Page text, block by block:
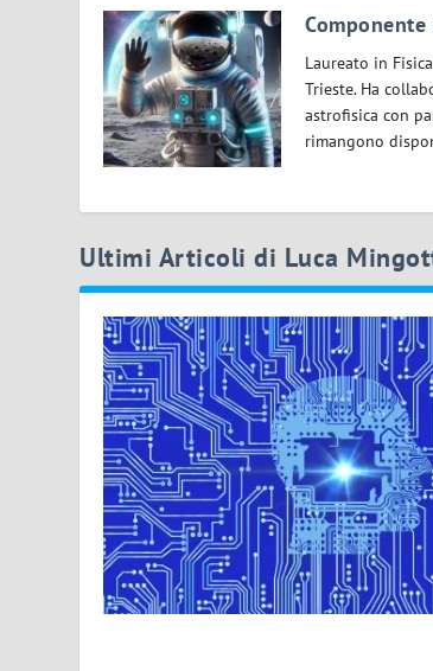
Laureato in
Trieste. Ha
astrofisica con
rimangono
Ultimi Articoli di Luca